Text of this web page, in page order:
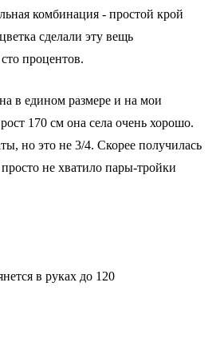
комбинация - простой крой
сделали эту вещь
процентов.
в едином размере и на мои
170 см она села очень хорошо.
но это не 3/4. Скорее получилась
не хватило пары-тройки
в руках до 120